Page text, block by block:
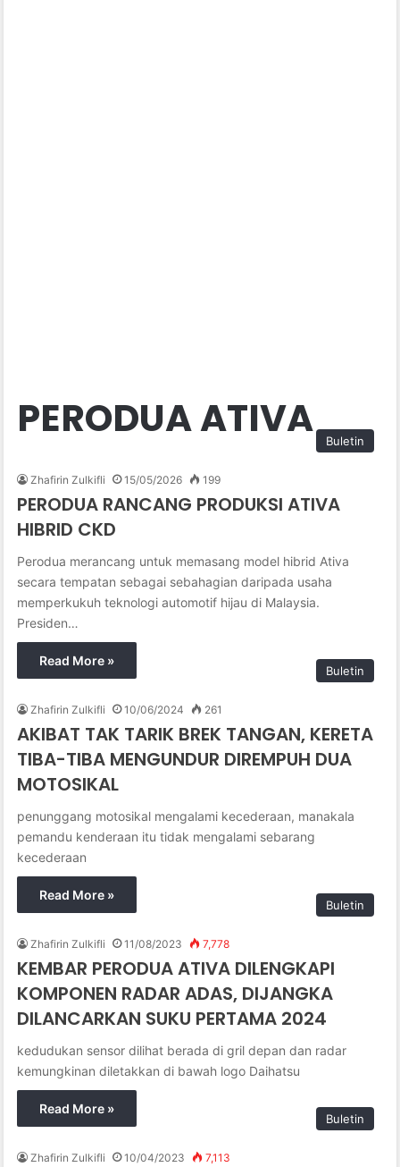
PERODUA ATIVA Buletin
Zhafirin Zulkifli 15/05/2026 199
PERODUA RANCANG PRODUKSI ATIVA
HIBRID CKD
Perodua merancang untuk memasang model hibrid Ativa
secara tempatan sebagai sebahagian daripada usaha
memperkukuh teknologi automotif hijau di Malaysia.
Presiden…
Read More »
Buletin
Zhafirin Zulkifli 10/06/2024 261
AKIBAT TAK TARIK BREK TANGAN, KERETA
TIBA-TIBA MENGUNDUR DIREMPUH DUA
MOTOSIKAL
penunggang motosikal mengalami kecederaan, manakala
pemandu kenderaan itu tidak mengalami sebarang
kecederaan
Read More »
Buletin
Zhafirin Zulkifli 11/08/2023 7,778
KEMBAR PERODUA ATIVA DILENGKAPI
KOMPONEN RADAR ADAS, DIJANGKA
DILANCARKAN SUKU PERTAMA 2024
kedudukan sensor dilihat berada di gril depan dan radar
kemungkinan diletakkan di bawah logo Daihatsu
Read More »
Buletin
Zhafirin Zulkifli 10/04/2023 7,113